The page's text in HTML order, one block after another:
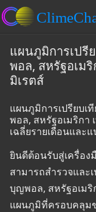
แผนภูมิการเปรี
พอล, สหรัฐอเม
มิเรตส์
แผนภูมิการเปรียบ
พอล, สหรัฐอเมริกา
เฉลี่ยรายเดือนและ
ยินดีต้อนรับสู่เครื่อง
สามารถสำรวจและ
บุญพอล, สหรัฐอเมริ
แผนภูมิที่ครอบคลุมข